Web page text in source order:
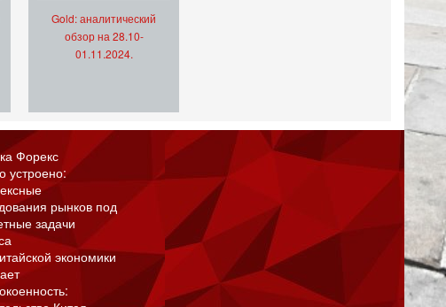
Gold: аналитический
обзор на 28.10-
01.11.2024.
Форекс
устроено:
рынков под
задачи
экономики